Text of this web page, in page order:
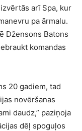
arī Spa, kur
pa ārmalu.
Džensons Batons
komandas
20 gadiem, tad
novēršanas
daudz,” paziņoja
dēļ spoguļos